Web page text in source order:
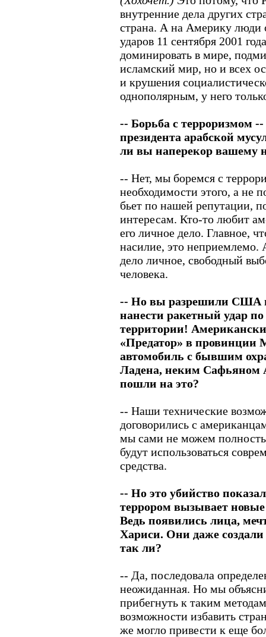
внутренние дела других
страна. А на Америку люди
ударов 11 сентября 2001
доминировать в мире,
исламский мир, но и всех
и крушения
однополярным, у него
-- Борьба с терроризмом --
президента арабской
ли вы наперекор вашему
-- Нет, мы боремся с
необходимости этого, а не
бьет по нашей репутации,
интересам. Кто-то любит
его личное дело. Главное,
насилие, это неприемлемо.
дело личное, свободный
человека.
-- Но вы разрешили США
нанести ракетный удар
территории!
«Предатор» в провинции
автомобиль с бывшим
Ладена, неким Сафьяном
пошли на это?
-- Наши технические
договорились с
мы сами не можем
будут использоваться
средства.
-- Но это убийство
террором вызывает
Ведь появились лица,
Хариси. Они даже
так ли?
-- Да, последовала
неожиданная. Но мы
прибегнуть к таким
возможности избавить
же могло привести к еще